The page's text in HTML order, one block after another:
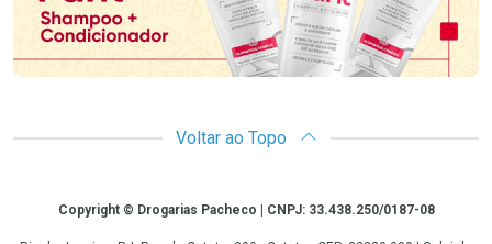
Voltar ao Topo
CopyrightCopyright © Drogarias Pacheco | CNPJ: 33.438.250/0187-08